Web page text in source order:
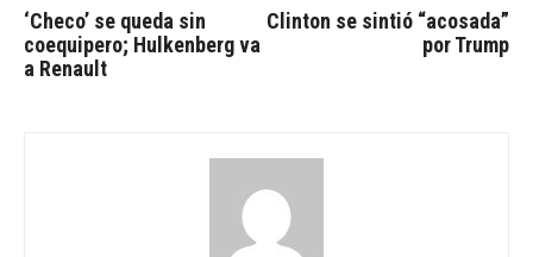
‘Checo’ se queda sin
coequipero; Hulkenberg va
a Renault
Clinton se sintió “acosada”
por Trump